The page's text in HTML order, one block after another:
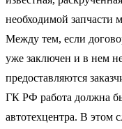
необходимой запчасти
Между тем, если
уже заключен и в нем
предоставляются
ГК РФ работа должна
автотехцентра. В этом